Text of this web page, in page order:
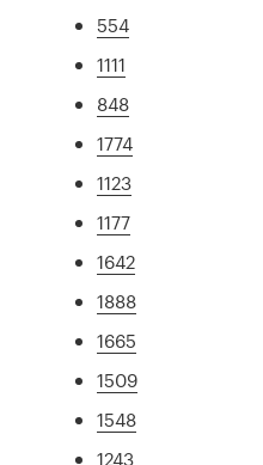
554
1111
848
1774
1123
1177
1642
1888
1665
1509
1548
1243